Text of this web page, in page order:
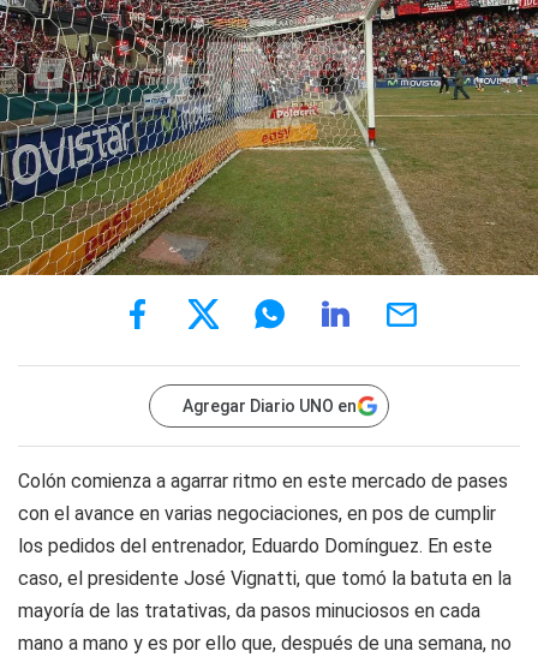
Agregar Diario UNO en
Colón comienza a agarrar ritmo en este mercado de pases
con el avance en varias negociaciones, en pos de cumplir
los pedidos del entrenador, Eduardo Domínguez. En este
caso, el presidente José Vignatti, que tomó la batuta en la
mayoría de las tratativas, da pasos minuciosos en cada
mano a mano y es por ello que, después de una semana, no